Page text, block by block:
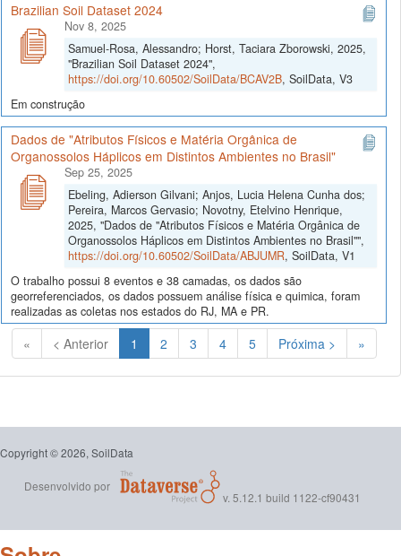
Brazilian Soil Dataset 2024
Nov 8, 2025
Samuel-Rosa, Alessandro; Horst, Taciara Zborowski, 2025,
"Brazilian Soil Dataset 2024",
https://doi.org/10.60502/SoilData/BCAV2B, SoilData, V3
Em construção
Dados de "Atributos Físicos e Matéria Orgânica de
Organossolos Háplicos em Distintos Ambientes no Brasil"
Sep 25, 2025
Ebeling, Adierson Gilvani; Anjos, Lucia Helena Cunha dos;
Pereira, Marcos Gervasio; Novotny, Etelvino Henrique,
2025, "Dados de "Atributos Físicos e Matéria Orgânica de
Organossolos Háplicos em Distintos Ambientes no Brasil"",
https://doi.org/10.60502/SoilData/ABJUMR, SoilData, V1
O trabalho possui 8 eventos e 38 camadas, os dados são
georreferenciados, os dados possuem análise física e quimica, foram
realizadas as coletas nos estados do RJ, MA e PR.
« < Anterior 1 (Atual)
2 3 4 5 Próxima > »
Copyright © 2026, SoilData
Desenvolvido por
v. 5.12.1 build 1122-cf90431